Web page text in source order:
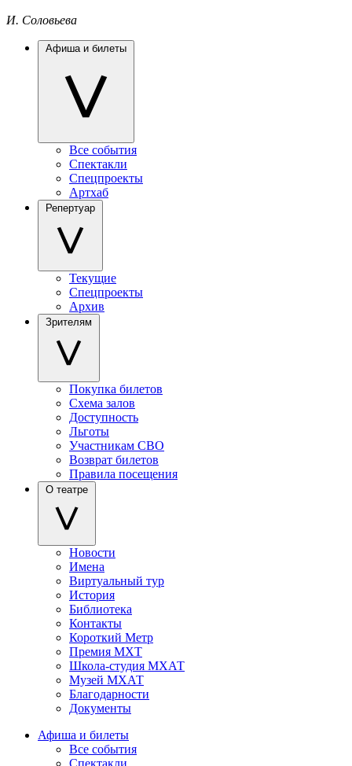
И. Соловьева
Афиша и билеты
Все события
Спектакли
Спецпроекты
Артхаб
Репертуар
Текущие
Спецпроекты
Архив
Зрителям
Покупка билетов
Схема залов
Доступность
Льготы
Участникам СВО
Возврат билетов
Правила посещения
О театре
Новости
Имена
Виртуальный тур
История
Библиотека
Контакты
Короткий Метр
Премия МХТ
Школа-студия МХАТ
Музей МХАТ
Благодарности
Документы
Афиша и билеты
Все события